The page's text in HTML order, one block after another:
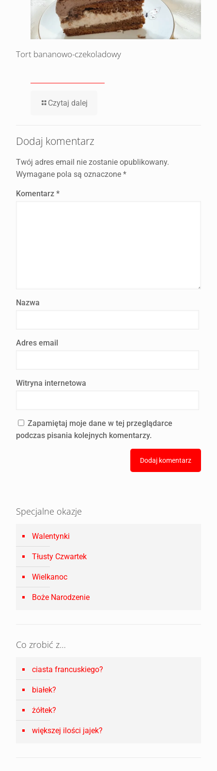
Tort bananowo-czekoladowy
Czytaj dalej
Dodaj komentarz
Twój adres email nie zostanie opublikowany.
Wymagane pola są oznaczone *
Komentarz *
Nazwa
Adres email
Witryna internetowa
Zapamiętaj moje dane w tej przeglądarce
podczas pisania kolejnych komentarzy.
Specjalne okazje
Walentynki
Tłusty Czwartek
Wielkanoc
Boże Narodzenie
Co zrobić z…
ciasta francuskiego?
białek?
żółtek?
większej ilości jajek?